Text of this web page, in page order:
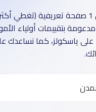
بتقييمات أولياء
ياسكولز، كما نساعدك